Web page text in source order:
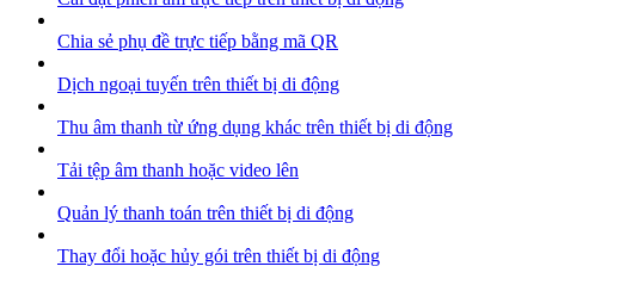
Chia sẻ phụ đề trực tiếp bằng mã QR
Dịch ngoại tuyến trên thiết bị di động
Thu âm thanh từ ứng dụng khác trên thiết bị di động
Tải tệp âm thanh hoặc video lên
Quản lý thanh toán trên thiết bị di động
Thay đổi hoặc hủy gói trên thiết bị di động